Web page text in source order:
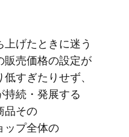
げた​ときに​迷う​
販売価格の​設定が​
すぎたりせず、​
持続・発展する​
品​その​
ップ全体の​